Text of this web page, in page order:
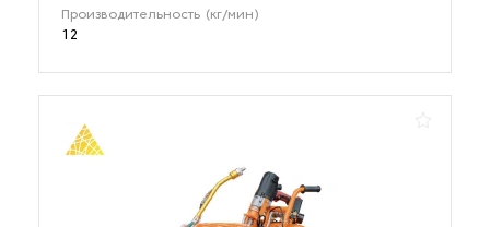
Производительность (кг/мин)
12